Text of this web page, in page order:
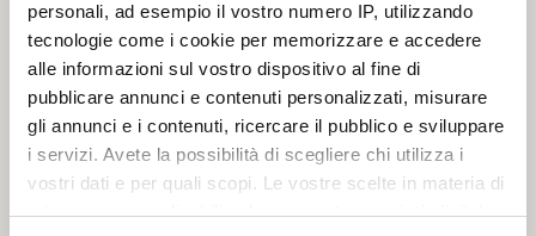
personali, ad esempio il vostro numero IP, utilizzando
tecnologie come i cookie per memorizzare e accedere
alle informazioni sul vostro dispositivo al fine di
pubblicare annunci e contenuti personalizzati, misurare
gli annunci e i contenuti, ricercare il pubblico e sviluppare
i servizi. Avete la possibilità di scegliere chi utilizza i
vostri dati e per quali scopi. Le vostre scelte in materia di
privacy sono applicabili solo su questa proprietà digitale